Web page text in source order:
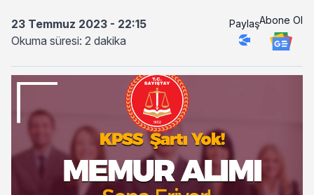
23 Temmuz 2023 - 22:15
Okuma süresi: 2 dakika
PaylaşAbone Ol